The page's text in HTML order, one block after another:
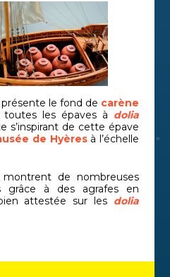
présente le fond de carène
les épaves à dolia
s’inspirant de cette épave
de Hyèresà l’échelle
montrent de nombreuses
grâce à des agrafes en
attestée sur les dolia